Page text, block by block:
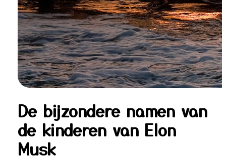
De bijzondere namen van
de kinderen van Elon
Musk